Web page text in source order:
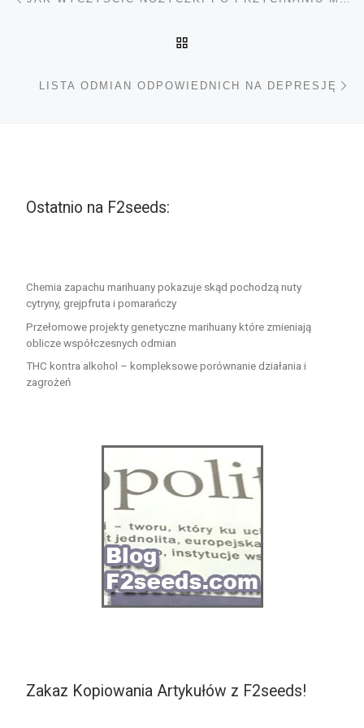
LISTA ODMIAN ODPOWIEDNICH NA DEPRESJĘ
Ostatnio na F2seeds:
Chemia zapachu marihuany pokazuje skąd pochodzą nuty
cytryny, grejpfruta i pomarańczy
Przełomowe projekty genetyczne marihuany które zmieniają
oblicze współczesnych odmian
THC kontra alkohol – kompleksowe porównanie działania i
zagrożeń
Zakaz Kopiowania Artykułów z F2seeds!